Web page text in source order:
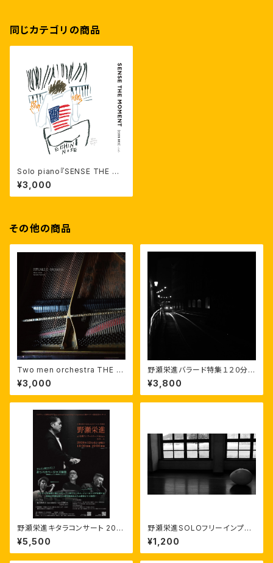
同じカテゴリの商品
Solo piano『SENSE THE M
OMENT』
¥3,000
その他の商品
Two men orchestra THE G
ATE, Rituals II – Memories
¥3,000
野瀬栄進バラード特集１２０分•
EISHIN NOSE 120 minutes
of Ballad
¥3,800
野瀬栄進キタラコンサート 202
6 一般席 5500円
¥5,500
野瀬栄進SOLOフリーインプロ
ビゼーション 2021.2.14 美唄
アルテピアッツァ
¥1,200